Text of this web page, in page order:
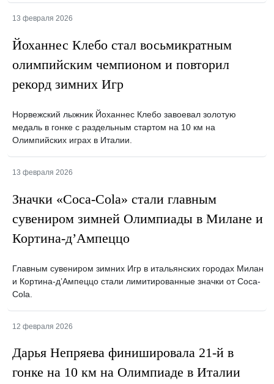
13 февраля 2026
Йоханнес Клебо стал восьмикратным
олимпийским чемпионом и повторил
рекорд зимних Игр
Норвежский лыжник Йоханнес Клебо завоевал золотую
медаль в гонке с раздельным стартом на 10 км на
Олимпийских играх в Италии.
13 февраля 2026
Значки «Coca-Cola» стали главным
сувениром зимней Олимпиады в Милане и
Кортина-д’Ампеццо
Главным сувениром зимних Игр в итальянских городах Милан
и Кортина-д’Ампеццо стали лимитированные значки от Coca-
Cola.
12 февраля 2026
Дарья Непряева финишировала 21-й в
гонке на 10 км на Олимпиаде в Италии